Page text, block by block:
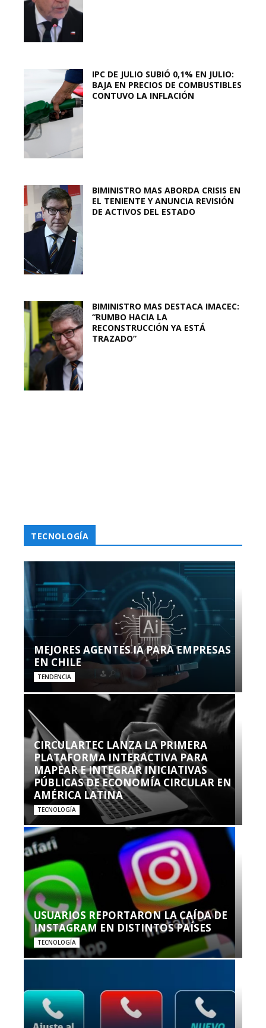
IPC DE JULIO SUBIÓ 0,1% EN JULIO:
BAJA EN PRECIOS DE COMBUSTIBLES
CONTUVO LA INFLACIÓN
BIMINISTRO MAS ABORDA CRISIS EN
EL TENIENTE Y ANUNCIA REVISIÓN
DE ACTIVOS DEL ESTADO
BIMINISTRO MAS DESTACA IMACEC:
“RUMBO HACIA LA
RECONSTRUCCIÓN YA ESTÁ
TRAZADO”
TECNOLOGÍA
MEJORES AGENTES IA PARA EMPRESAS
EN CHILE
TENDENCIA
CIRCULARTEC LANZA LA PRIMERA
PLATAFORMA INTERACTIVA PARA
MAPEAR E INTEGRAR INICIATIVAS
PÚBLICAS DE ECONOMÍA CIRCULAR EN
AMÉRICA LATINA
TECNOLOGÍA
USUARIOS REPORTARON LA CAÍDA DE
INSTAGRAM EN DISTINTOS PAÍSES
TECNOLOGÍA